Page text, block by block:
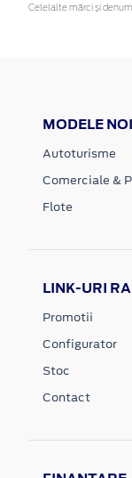
Celelalte mărci și
MODELE NOI
Autoturisme
Comerciale &
Flote
LINK-URI
Promotii
Configurator
Stoc
Contact